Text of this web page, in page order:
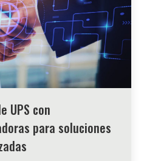
UPS con
para soluciones